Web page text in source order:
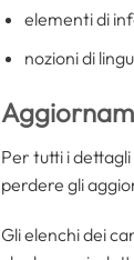
elementi di
nozioni di
Per tutti i
perdere gli
Gli elenchi dei